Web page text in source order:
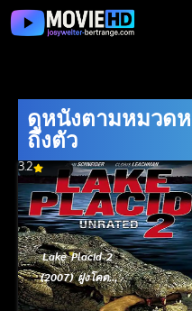
ดูหนังตามหมวด
ถึงตัว
3.2
Lake Placid 2
(2007) ฝูงโคตร
เคี่ยมบึงนรก 2